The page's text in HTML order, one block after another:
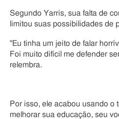
Segundo Yarris, sua falta de
limitou suas possibilidades de
"Eu tinha um jeito de falar
Foi muito difícil me defender
relembra.
Por isso, ele acabou usando o
melhorar sua educação, seu